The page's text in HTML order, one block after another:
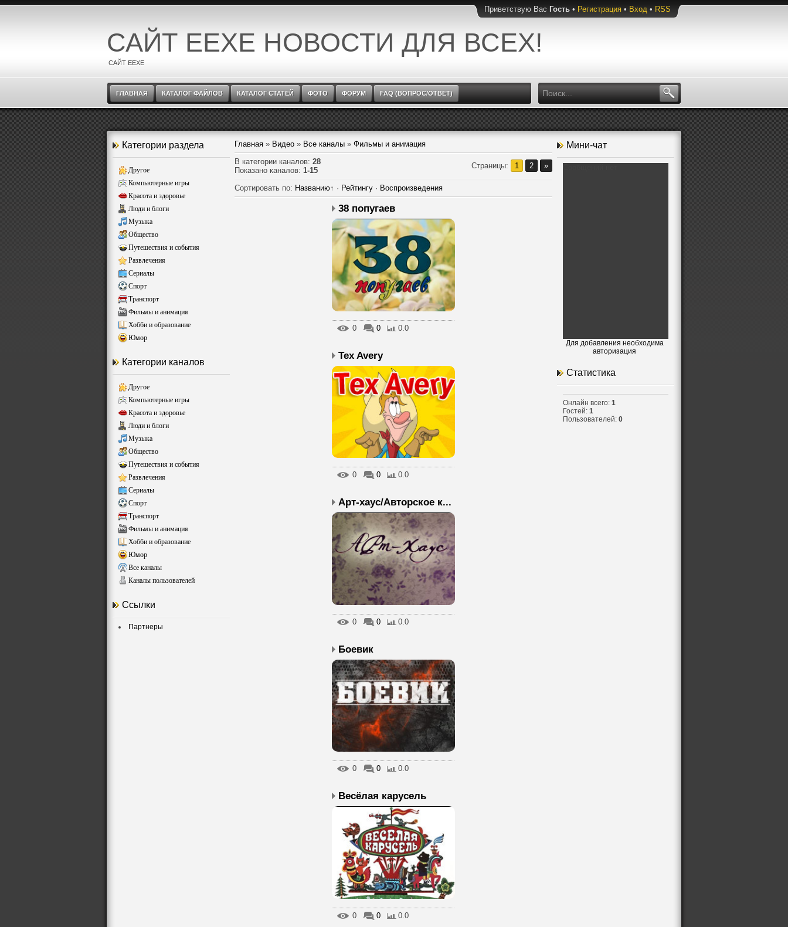
Приветствую Вас Гость • Регистрация • Вход • RSS
САЙТ EEXE НОВОСТИ ДЛЯ ВСЕХ!
САЙТ EEXE
ГЛАВНАЯ КАТАЛОГ ФАЙЛОВ КАТАЛОГ СТАТЕЙ ФОТО ФОРУМ FAQ (ВОПРОС/ОТВЕТ)
Категории раздела
Другое
Компьютерные игры
Красота и здоровье
Люди и блоги
Музыка
Общество
Путешествия и события
Развлечения
Сериалы
Спорт
Транспорт
Фильмы и анимация
Хобби и образование
Юмор
Категории каналов
Другое
Компьютерные игры
Красота и здоровье
Люди и блоги
Музыка
Общество
Путешествия и события
Развлечения
Сериалы
Спорт
Транспорт
Фильмы и анимация
Хобби и образование
Юмор
Все каналы
Каналы пользователей
Ссылки
Партнеры
Главная » Видео » Все каналы » Фильмы и анимация
В категории каналов: 28
Показано каналов: 1-15
Страницы: 1 2 »
Сортировать по: Названию↑ · Рейтингу · Воспроизведения
38 попугаев
0 0 0.0
Tex Avery
0 0 0.0
Арт-хаус/Авторское к...
0 0 0.0
Боевик
0 0 0.0
Весёлая карусель
0 0 0.0
Мини-чат
Для добавления необходима
авторизация
Статистика
Онлайн всего: 1
Гостей: 1
Пользователей: 0